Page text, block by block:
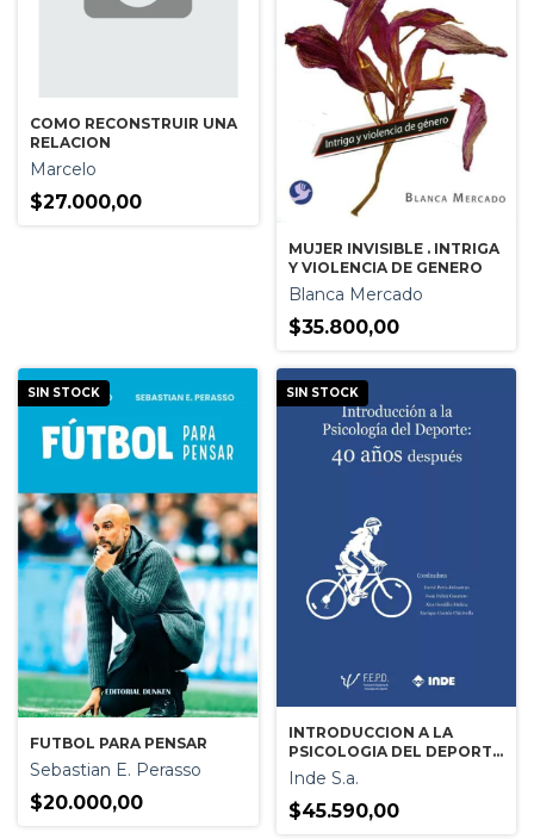
COMO RECONSTRUIR UNA
RELACION
Marcelo
$27.000,00
MUJER INVISIBLE . INTRIGA
Y VIOLENCIA DE GENERO
Blanca Mercado
$35.800,00
SIN STOCK
FUTBOL PARA PENSAR
Sebastian E. Perasso
$20.000,00
SIN STOCK
INTRODUCCION A LA
PSICOLOGIA DEL DEPORTE
: 40 AÑOS DESPUES
Inde S.a.
$45.590,00